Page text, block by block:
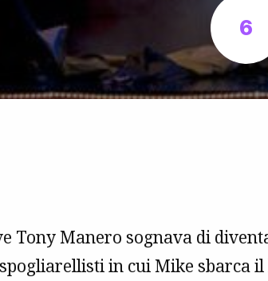
6
Tony Manero sognava di
in cui Mike sbarca